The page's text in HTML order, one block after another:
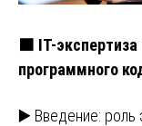
🟧 IT-
программного
▶️ Введение: роль